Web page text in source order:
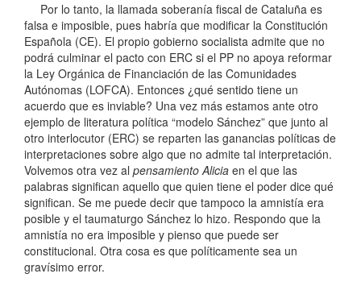
Por lo tanto, la llamada soberanía fiscal de Cataluña es
falsa e imposible, pues habría que modificar la Constitución
Española (CE). El propio gobierno socialista admite que no
podrá culminar el pacto con ERC si el PP no apoya reformar
la Ley Orgánica de Financiación de las Comunidades
Autónomas (LOFCA). Entonces ¿qué sentido tiene un
acuerdo que es inviable? Una vez más estamos ante otro
ejemplo de literatura política “modelo Sánchez” que junto al
otro interlocutor (ERC) se reparten las ganancias políticas de
interpretaciones sobre algo que no admite tal interpretación.
Volvemos otra vez al pensamiento Alicia en el que las
palabras significan aquello que quien tiene el poder dice qué
significan. Se me puede decir que tampoco la amnistía era
posible y el taumaturgo Sánchez lo hizo. Respondo que la
amnistía no era imposible y pienso que puede ser
constitucional. Otra cosa es que políticamente sea un
gravísimo error.